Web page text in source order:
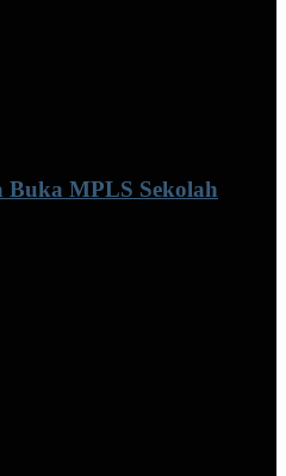
Buka MPLS Sekolah